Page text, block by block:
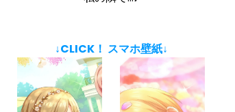
↓CLICK！ スマホ壁紙↓